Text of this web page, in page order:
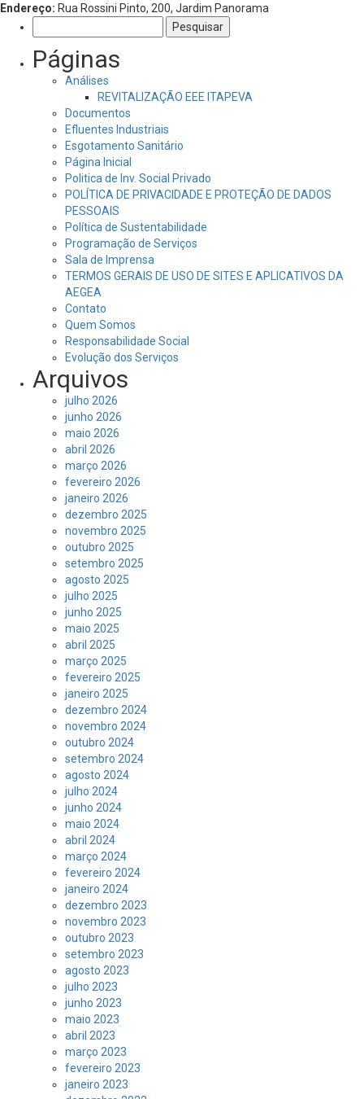
Endereço: Rua Rossini Pinto, 200, Jardim Panorama
por:
Páginas
Análises
REVITALIZAÇÃO EEE ITAPEVA
Documentos
Efluentes Industriais
Esgotamento Sanitário
Página Inicial
Politica de Inv. Social Privado
POLÍTICA DE PRIVACIDADE E PROTEÇÃO DE DADOS
PESSOAIS
Política de Sustentabilidade
Programação de Serviços
Sala de Imprensa
TERMOS GERAIS DE USO DE SITES E APLICATIVOS DA
AEGEA
Contato
Quem Somos
Responsabilidade Social
Evolução dos Serviços
Arquivos
julho 2026
junho 2026
maio 2026
abril 2026
março 2026
fevereiro 2026
janeiro 2026
dezembro 2025
novembro 2025
outubro 2025
setembro 2025
agosto 2025
julho 2025
junho 2025
maio 2025
abril 2025
março 2025
fevereiro 2025
janeiro 2025
dezembro 2024
novembro 2024
outubro 2024
setembro 2024
agosto 2024
julho 2024
junho 2024
maio 2024
abril 2024
março 2024
fevereiro 2024
janeiro 2024
dezembro 2023
novembro 2023
outubro 2023
setembro 2023
agosto 2023
julho 2023
junho 2023
maio 2023
abril 2023
março 2023
fevereiro 2023
janeiro 2023